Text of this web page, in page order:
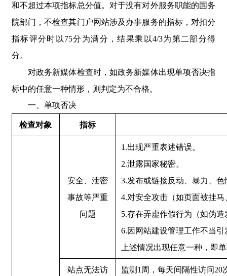
和不超过本项指标总分值。对于没有对外服务职能的国务
院部门，不检查其门户网站涉及办事服务的指标，对扣分
指标评分时以75分为满分，结果乘以4/3为第二部分得
分。
对政务新媒体检查时，如政务新媒体出现单项否决指
标中的任意一种情形，则判定为不合格。
一、单项否决
检查对象 指标
安全、泄密
事故等严重
问题
1.出现严重表述错误。
2.泄露国家秘密。
3.发布或链接反动、暴力、色
4.对安全攻击（如页面被挂
5.存在弄虚作假行为（如伪
6.因网站建设管理工作不当
上述情况出现任意一种，即
站点无法访
监测1周，每天间隔性访问